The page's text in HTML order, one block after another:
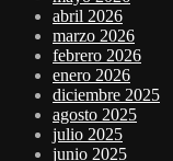
abril 2026
marzo 2026
febrero 2026
enero 2026
diciembre 2025
agosto 2025
julio 2025
junio 2025